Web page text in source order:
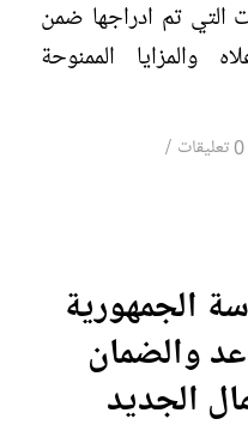
التي تم ادراجها ضمن
والمزايا الممنوحة
0 تعليقات /
الجمهورية
والضمان
الجديد